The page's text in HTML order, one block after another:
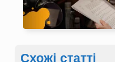
Схожі статті